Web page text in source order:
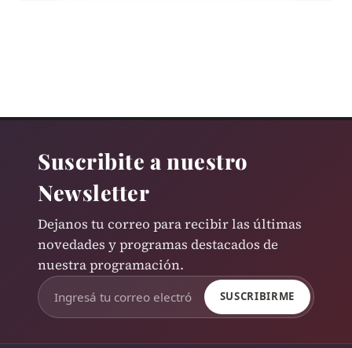
Suscribite a nuestro
Newsletter
Dejanos tu correo para recibir las últimas
novedades y programas destacados de
nuestra programación.
SUSCRIBIRME